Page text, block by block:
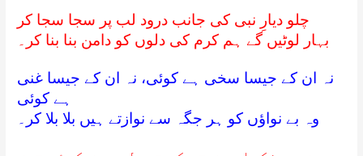
چلو دیارِ نبی کی جانب درود لب پر سجا سجا کر
بہار لوٹیں گے ہم کرم کی دلوں کو دامن بنا بنا کر۔
نہ ان کے جیسا سخی ہے کوئی، نہ ان کے جیسا غنی
ہے کوئی
وہ بے نواؤں کو ہر جگہ سے نوازتے ہیں بلا بلا کر۔